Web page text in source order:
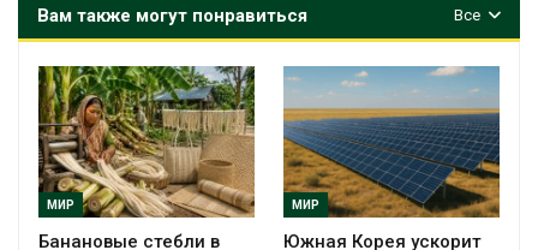
Все
Вам также могут понравиться
МИР
Банановые стебли в
МИР
Южная Корея ускорит